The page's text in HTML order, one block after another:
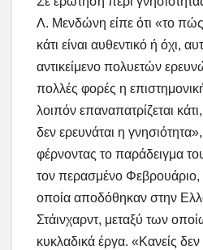
Λ. Μενδώνη είπε ότι «το πώς
κάτι είναι αυθεντικό ή όχι,
αντικείμενο πολυετών
πολλές φορές η
λοιπόν επαναπατρίζεται
δεν ερευνάται η
φέρνοντας το παράδειγμα
τον περασμένο Φεβρουάριο,
οποία αποδόθηκαν στην
Στάινχαρντ, μεταξύ των
κυκλαδικά έργα. «Κανείς